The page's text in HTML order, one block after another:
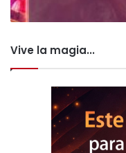
Vive la magia...